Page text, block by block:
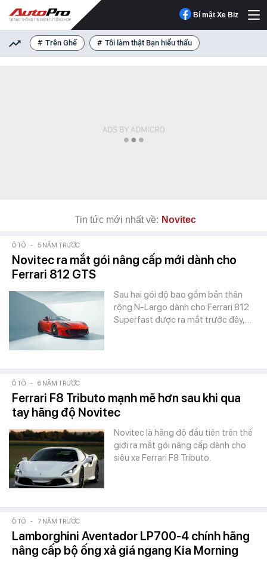
Bí mật Xe Biz
Trên Ghế Tôi làm thật Bạn hiểu thấu
Tin tức mới nhất về: Novitec
Ô TÔ - 5 NĂM TRƯỚC
Novitec ra mắt gói nâng cấp mới dành cho
Ferrari 812 GTS
Sau hai gói độ bao gồm bản thân
rộng N-Largo dành cho Ferrari 812
Superfast được ra mắt trước đây,…
Ô TÔ - 6 NĂM TRƯỚC
Ferrari F8 Tributo mạnh mẽ hơn sau khi qua
tay hãng độ Novitec
Novitec là hãng độ đầu tiên trên thế
giới ra mắt gói nâng cấp dành cho
siêu xe Ferrari F8 Tributo.
Ô TÔ - 7 NĂM TRƯỚC
Lamborghini Aventador LP700-4 chính hãng
nâng cấp bộ ống xả giá ngang Kia Morning